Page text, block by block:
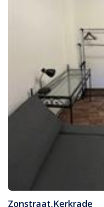
Zonstraat,Kerkrade